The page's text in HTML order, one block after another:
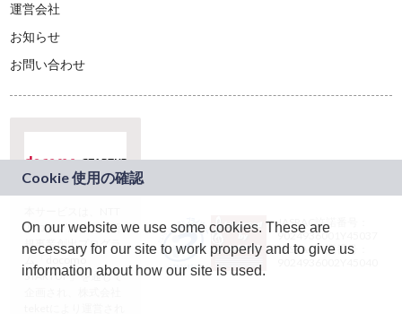
運営会社
お知らせ
お問い合わせ
ドコモグループの新
規事業創出プログラ
ム「docomo
STARTUP」を通じて
JASRAC許諾番号：
9024936001Y45037
JASRAC許諾番号：
On our website we use some cookies. These are
necessary for our site to work properly and to give us
information about how our site is used.